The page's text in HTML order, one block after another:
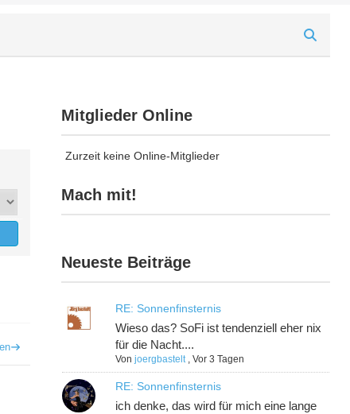
Mitglieder Online
Zurzeit keine Online-Mitglieder
Mach mit!
Neueste Beiträge
RE: Sonnenfinsternis
Wieso das? SoFi ist tendenziell eher nix
für die Nacht....
Vonjoergbastelt ,Vor 3 Tagen
RE: Sonnenfinsternis
ich denke, das wird für mich eine lange